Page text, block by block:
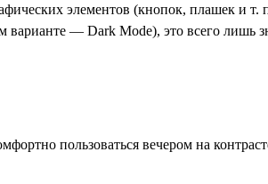
элементов (кнопок, плашек и т.
варианте — Dark Mode), это всего лишь
пользоваться вечером на